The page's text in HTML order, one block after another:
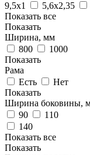
9,5х1
5,6х2,35
Показать все
Показать
Ширина, мм
800
1000
Показать
Рама
Есть
Нет
Показать
Ширина боковины,
90
110
140
Показать все
Показать